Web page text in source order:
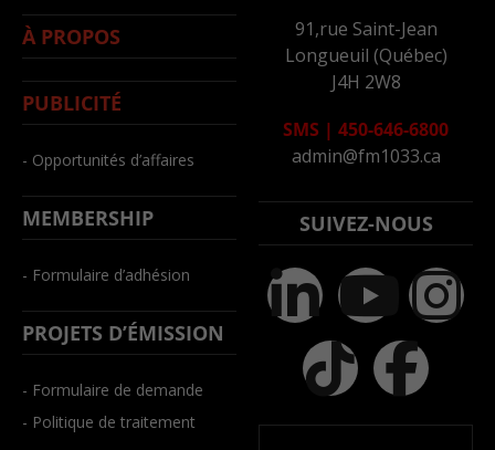
À PROPOS
PUBLICITÉ
- Opportunités d’affaires
MEMBERSHIP
- Formulaire d’adhésion
PROJETS D’ÉMISSION
- Formulaire de demande
- Politique de traitement
91,rue Saint-Jean
Longueuil (Québec)
J4H 2W8
SMS | 450-646-6800
admin@fm1033.ca
SUIVEZ-NOUS